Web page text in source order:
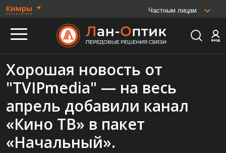
Кимры Частным лицам
Хорошая новость от
"TVIPmedia" — на весь
апрель добавили канал
«Кино ТВ» в пакет
«Начальный».